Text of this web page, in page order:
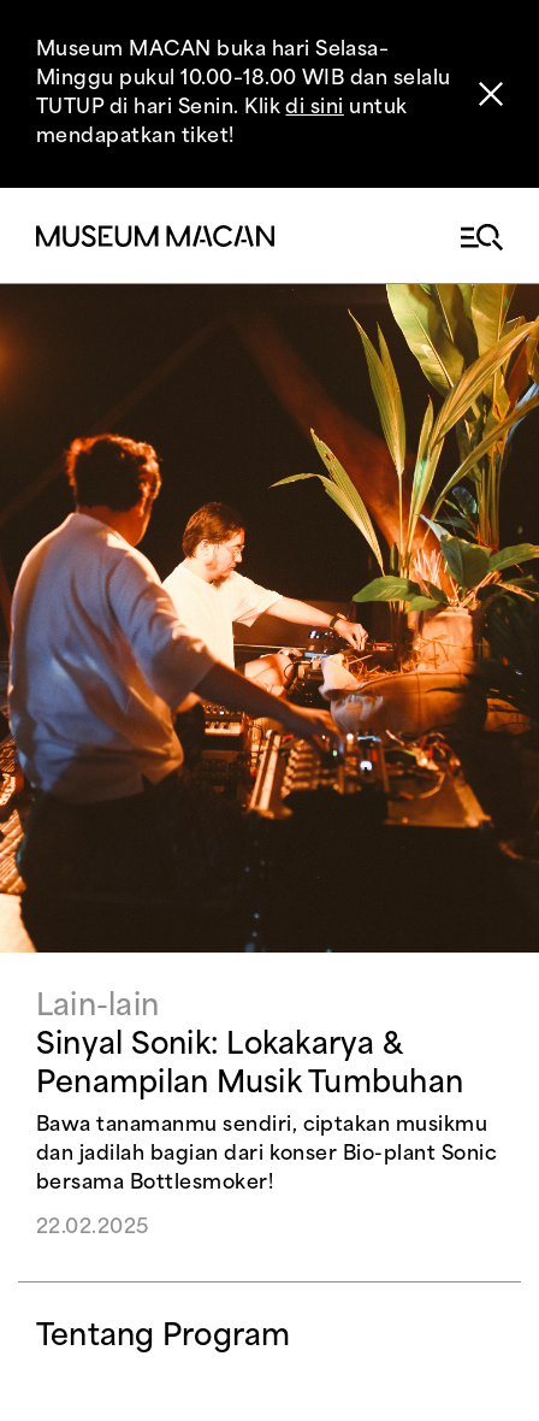
Museum MACAN buka hari Selasa–
Minggu pukul 10.00–18.00 WIB dan selalu
TUTUP di hari Senin. Klikdi sini untuk
mendapatkan tiket!
Lain-lain
Sinyal Sonik: Lokakarya &
Penampilan Musik Tumbuhan
Bawa tanamanmu sendiri, ciptakan musikmu
dan jadilah bagian dari konser Bio-plant Sonic
bersama Bottlesmoker!
22.02.2025
Tentang Program